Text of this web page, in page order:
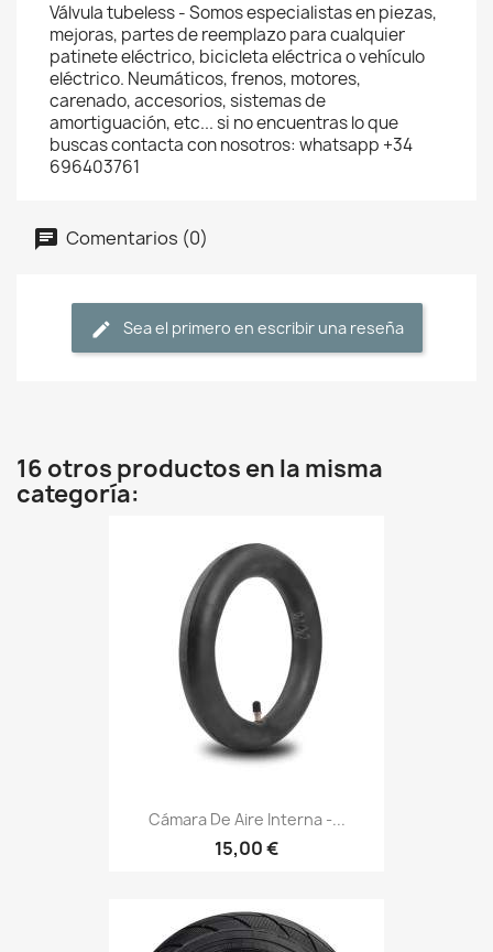
Válvula tubeless - Somos especialistas en piezas,
mejoras, partes de reemplazo para cualquier
patinete eléctrico, bicicleta eléctrica o vehículo
eléctrico. Neumáticos, frenos, motores,
carenado, accesorios, sistemas de
amortiguación, etc... si no encuentras lo que
buscas contacta con nosotros: whatsapp +34
696403761
Comentarios (0)
Sea el primero en escribir una reseña
16 otros productos en la misma
categoría:
Cámara De Aire Interna -...
15,00 €